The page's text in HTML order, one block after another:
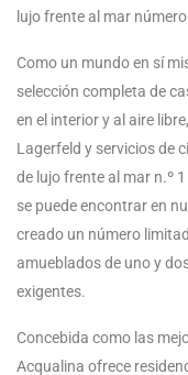
lujo frente al mar
Como un mundo en sí
selección completa de
en el interior y al aire
Lagerfeld y servicios de
de lujo frente al mar n.º
se puede encontrar en
creado un número
amueblados de uno y
exigentes.
Concebida como las
Acqualina ofrece